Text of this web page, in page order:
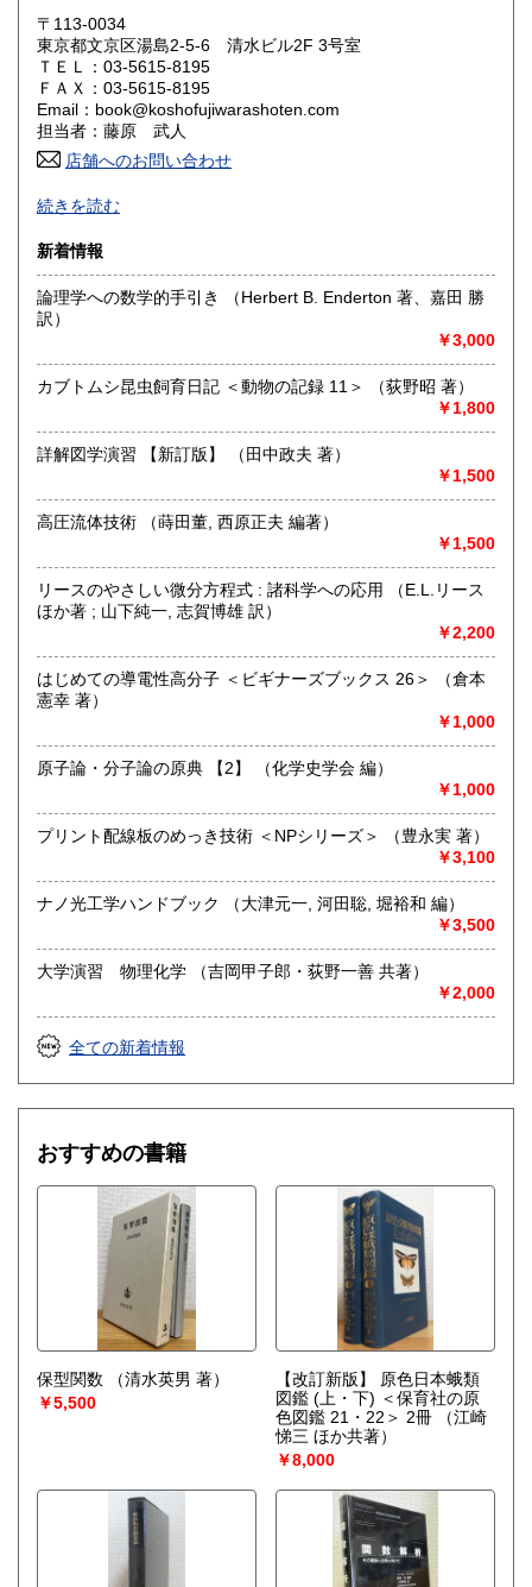
岡山県
山口県 300円
香川県 300円 愛媛県
高知県 300円
佐賀県
熊本県 300円 大分県 300円
宮崎県
300円
〒113-0034
東京都文京区湯島2-5-6 清水ビル2F 3号室
ＴＥＬ：03-5615-8195
ＦＡＸ：03-5615-8195
Email：book@koshofujiwarashoten.com
担当者：藤原 武人
店舗へのお問い合わせ
【通信販売専門 (ご来店不可)】 の古書店です。
※大変申し訳ございませんが、店頭での販売は行っておりま
書籍の状態等、ご不明な点・気になる所がございましたら、
Eメール・電話でお気軽にお問い合わせ下さいませ。
※販売書籍につきまして【お電話でのお問い合わせ】は、現
品在庫を確認するためお時間を頂戴いたします。
沿線名：JR中央線・総武線・東京メトロ丸ノ内線
営業時間：【事務所営業・通信販売専門 (ご来店不可)】
9:00〜17:00 ※買取・仕入れ等で不在の場合がございます
書籍の買取について
自然科学等の学術書・専門書・その他資料買取り致します。
電話・FAX・メール等でお気軽にご相談下さいませ。
出張買取・配送料着払い(当店の支払い)で送って頂くことも
可能でございます。
取り扱い分野
【地球科学(地質・鉱物)・天文学・動物学・植物学・その他
自然科学】
続きを読む
新着情報
論理学への数学的手引き （Herbert B. Enderton 著、嘉田 勝
訳）
￥3,000
カブトムシ昆虫飼育日記 ＜動物の記録 11＞ （荻野昭 著）
￥1,800
詳解図学演習 【新訂版】 （田中政夫 著）
￥1,500
高圧流体技術 （蒔田董, 西原正夫 編著）
￥1,500
リースのやさしい微分方程式 : 諸科学への応用 （E.L.リース
ほか著 ; 山下純一, 志賀博雄 訳）
￥2,200
はじめての導電性高分子 ＜ビギナーズブックス 26＞ （倉本
憲幸 著）
￥1,000
原子論・分子論の原典 【2】 （化学史学会 編）
￥1,000
プリント配線板のめっき技術 ＜NPシリーズ＞ （豊永実 著）
￥3,100
ナノ光工学ハンドブック （大津元一, 河田聡, 堀裕和 編）
￥3,500
大学演習 物理化学 （吉岡甲子郎・荻野一善 共著）
￥2,000
全ての新着情報
おすすめの書籍
保型関数
（清水英男 著）
￥5,500
【改訂新版】 原色日本蛾類
図鑑 (上・下) ＜保育社の原
色図鑑 21・22＞ 2冊
（江崎
悌三 ほか共著）
￥8,000